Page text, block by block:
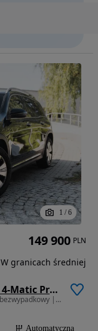
1 / 6
Mercedes-Benz EQB 350 66.5kWh 4-Matic Progressive 7os
292 KM • Mercedes-Benz EQB 350 4MATIC || bezwypadkowy || pierwszy właściciel ||
Automatyczna
149 900 PLN
W granicach średniej